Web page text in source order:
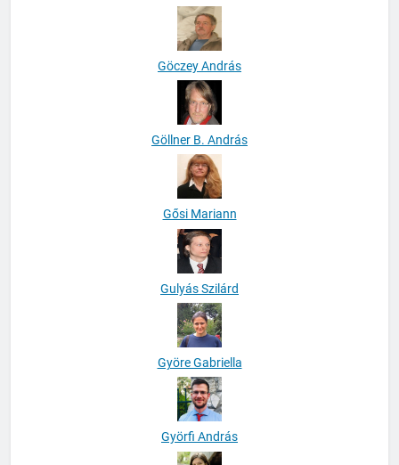
Göczey András
Göllner B. András
Gősi Mariann
Gulyás Szilárd
Györe Gabriella
Györfi András